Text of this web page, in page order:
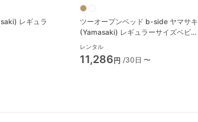
ツーオープンベッド b-side ヤマサキ
(Yamasaki) レギュラーサイズベビー
ベッド
レンタル
11,286円 /30日 〜